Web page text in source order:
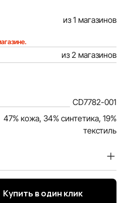
из 1 магазинов
из 2 магазинов
CD7782-001
47% кожа, 34% синтетика, 19%
текстиль
наших покупателей.
о товарах и услугах,
объективной и актуальной.
Купить в один клик